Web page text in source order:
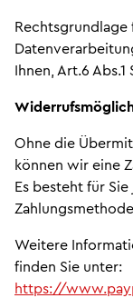
Ihnen, Art.6 Abs.1
Ohne die
können wir eine
Es besteht für
Weitere
finden Sie unter:
https://